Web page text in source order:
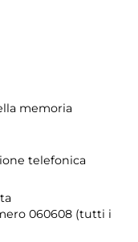
memoria
telefonica
060608 (tutti i